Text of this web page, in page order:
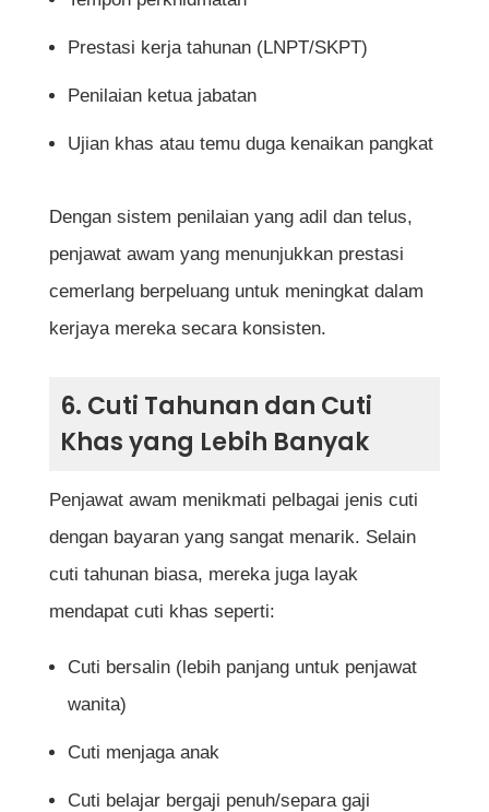
Prestasi kerja tahunan (LNPT/SKPT)
Penilaian ketua jabatan
Ujian khas atau temu duga kenaikan pangkat
Dengan sistem penilaian yang adil dan telus,
penjawat awam yang menunjukkan prestasi
cemerlang berpeluang untuk meningkat dalam
kerjaya mereka secara konsisten.
6. Cuti Tahunan dan Cuti
Khas yang Lebih Banyak
Penjawat awam menikmati pelbagai jenis cuti
dengan bayaran yang sangat menarik. Selain
cuti tahunan biasa, mereka juga layak
mendapat cuti khas seperti:
Cuti bersalin (lebih panjang untuk penjawat
wanita)
Cuti menjaga anak
Cuti belajar bergaji penuh/separa gaji